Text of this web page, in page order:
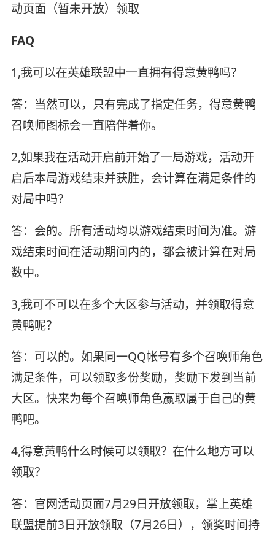
动页面（暂未开放）领取
FAQ
1,我可以在英雄联盟中一直拥有得意黄鸭吗？
答：当然可以，只有完成了指定任务，得意黄鸭
召唤师图标会一直陪伴着你。
2,如果我在活动开启前开始了一局游戏，活动开
启后本局游戏结束并获胜，会计算在满足条件的
对局中吗？
答：会的。所有活动均以游戏结束时间为准。游
戏结束时间在活动期间内的，都会被计算在对局
数中。
3,我可不可以在多个大区参与活动，并领取得意
黄鸭呢？
答：可以的。如果同一QQ帐号有多个召唤师角色
满足条件，可以领取多份奖励，奖励下发到当前
大区。快来为每个召唤师角色赢取属于自己的黄
鸭吧。
4,得意黄鸭什么时候可以领取？在什么地方可以
领取？
答：官网活动页面7月29日开放领取，掌上英雄
联盟提前3日开放领取（7月26日），领奖时间持